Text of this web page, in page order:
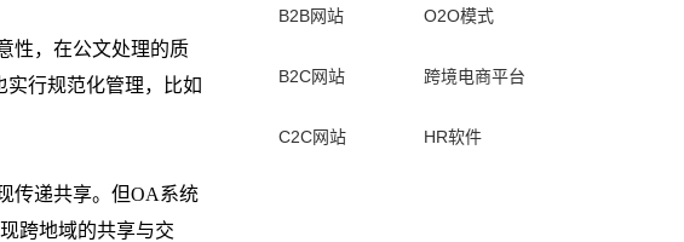
性，在公文处理的质
行规范化管理，比如
传递共享。但OA系统
跨地域的共享与交
B2B网站 O2O模式
B2C网站 跨境电商平台
C2C网站 HR软件